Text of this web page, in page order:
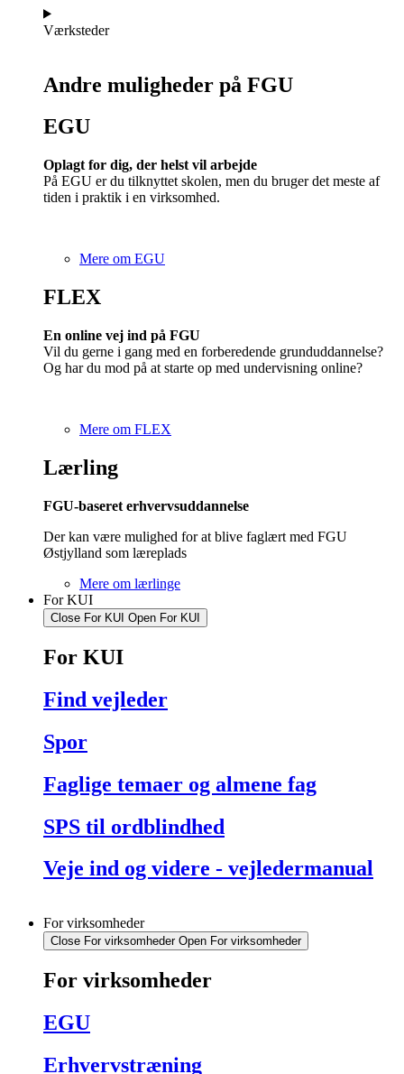
Værksteder
Andre muligheder på FGU
EGU​
Oplagt for dig, der helst vil arbejde
På EGU er du tilknyttet skolen, men du bruger det meste af
tiden i praktik i en virksomhed.
Mere om EGU
FLEX
En online vej ind på FGU
Vil du gerne i gang med en forberedende grunduddannelse?
Og har du mod på at starte op med undervisning online?
Mere om FLEX
Lærling
FGU-baseret erhvervsuddannelse
Der kan være mulighed for at blive faglært med FGU
Østjylland som læreplads
Mere om lærlinge
For KUI
Close For KUI Open For KUI
For KUI
Find vejleder
Spor
Faglige temaer og almene fag
SPS til ordblindhed
Veje ind og videre - vejledermanual
For virksomheder
Close For virksomheder Open For virksomheder
For virksomheder
EGU
Erhvervstræning